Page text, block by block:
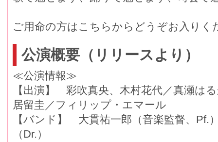
ご用命の方はこちらからどうぞお入りく
公演概要（リリースより）
≪公演情報≫
【出演】 彩吹真央、木村花代／真瀬は
居留圭／フィリップ・エマール
【バンド】 大貫祐一郎（音楽監督、Pf.
（Dr.）